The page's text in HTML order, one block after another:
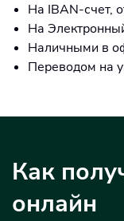
На IBAN-счет,
На
Наличными в
Переводом на
Как
онлайн